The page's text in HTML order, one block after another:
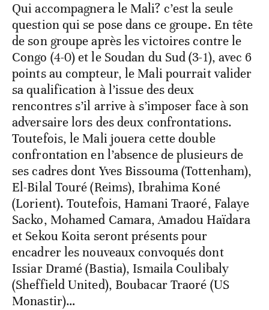
Qui accompagnera le Mali? c’est la seule
question qui se pose dans ce groupe. En tête
de son groupe après les victoires contre le
Congo (4-0) et le Soudan du Sud (3-1), avec 6
points au compteur, le Mali pourrait valider
sa qualification à l’issue des deux
rencontres s’il arrive à s’imposer face à son
adversaire lors des deux confrontations.
Toutefois, le Mali jouera cette double
confrontation en l’absence de plusieurs de
ses cadres dont Yves Bissouma (Tottenham),
El-Bilal Touré (Reims), Ibrahima Koné
(Lorient). Toutefois, Hamani Traoré, Falaye
Sacko, Mohamed Camara, Amadou Haïdara
et Sekou Koita seront présents pour
encadrer les nouveaux convoqués dont
Issiar Dramé (Bastia), Ismaila Coulibaly
(Sheffield United), Boubacar Traoré (US
Monastir)…